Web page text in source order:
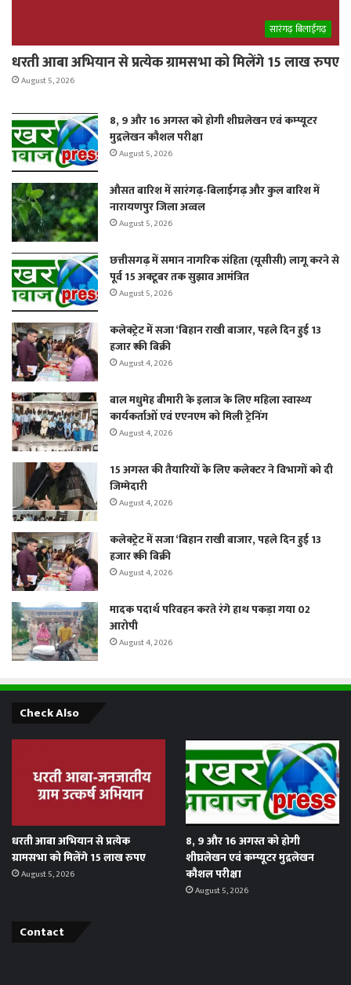
सारंगढ़ बिलाईगढ़
धरती आबा अभियान से प्रत्येक ग्रामसभा को मिलेंगे 15 लाख रुपए
August 5, 2026
8, 9 और 16 अगस्त को होगी शीघ्रलेखन एवं कम्प्यूटर
मुद्रलेखन कौशल परीक्षा
August 5, 2026
औसत बारिश में सारंगढ़-बिलाईगढ़ और कुल बारिश में
नारायणपुर जिला अव्वल
August 5, 2026
छत्तीसगढ़ में समान नागरिक संहिता (यूसीसी) लागू करने से
पूर्व 15 अक्टूबर तक सुझाव आमंत्रित
August 5, 2026
कलेक्ट्रेट में सजा ‘बिहान राखी बाजार, पहले दिन हुई 13
हजार ₹ की बिक्री
August 4, 2026
बाल मधुमेह बीमारी के इलाज के लिए महिला स्वास्थ्य
कार्यकर्ताओं एवं एएनएम को मिली ट्रेनिंग
August 4, 2026
15 अगस्त की तैयारियों के लिए कलेक्टर ने विभागों को दी
जिम्मेदारी
August 4, 2026
कलेक्ट्रेट में सजा ‘बिहान राखी बाजार, पहले दिन हुई 13
हजार ₹ की बिक्री
August 4, 2026
मादक पदार्थ परिवहन करते रंगे हाथ पकड़ा गया 02
आरोपी
August 4, 2026
Check Also
धरती आबा अभियान से प्रत्येक
ग्रामसभा को मिलेंगे 15 लाख रुपए
August 5, 2026
8, 9 और 16 अगस्त को होगी
शीघ्रलेखन एवं कम्प्यूटर मुद्रलेखन
कौशल परीक्षा
August 5, 2026
Contact